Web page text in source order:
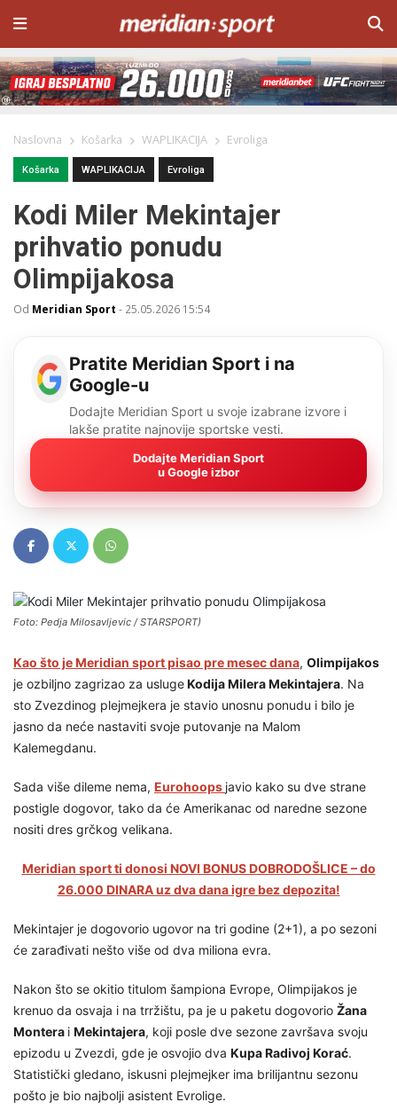
Naslovna Košarka WAPLIKACIJA Evroliga
Košarka WAPLIKACIJA Evroliga
Kodi Miler Mekintajer
prihvatio ponudu
Olimpijakosa
Od Meridian Sport - 25.05.2026 15:54
Pratite Meridian Sport i na
Google-u
Dodajte Meridian Sport u svoje izabrane izvore i
lakše pratite najnovije sportske vesti.
Dodajte Meridian Sport
u Google izbor
Foto: Pedja Milosavljevic / STARSPORT)
Kao što je Meridian sport pisao pre mesec dana, Olimpijakos
je ozbiljno zagrizao za uslugeKodija Milera Mekintajera. Na
sto Zvezdinog plejmejkera je stavio unosnu ponudu i bilo je
jasno da neće nastaviti svoje putovanje na Malom
Kalemegdanu.
Sada više dileme nema, Eurohoops javio kako su dve strane
postigle dogovor, tako da će Amerikanac od naredne sezone
nositi dres grčkog velikana.
Meridian sport ti donosi NOVI BONUS DOBRODOŠLICE – do
26.000 DINARA uz dva dana igre bez depozita!
Mekintajer je dogovorio ugovor na tri godine (2+1), a po sezoni
će zarađivati nešto više od dva miliona evra.
Nakon što se okitio titulom šampiona Evrope, Olimpijakos je
krenuo da osvaja i na trržištu, pa je u paketu dogovorio Žana
Montera i Mekintajera, koji posle dve sezone završava svoju
epizodu u Zvezdi, gde je osvojio dva Kupa Radivoj Korać.
Statistički gledano, iskusni plejmejker ima brilijantnu sezonu
pošto je bio najbolji asistent Evrolige.